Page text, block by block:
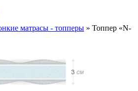
матрасы - топперы » Топпер «N-